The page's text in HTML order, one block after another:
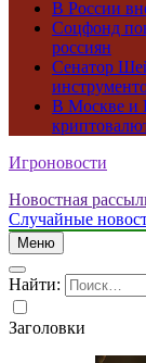
В России
Соцфонд
россиян
Сенатор
В Москве и
Игроновости
Новостная
Случайные
Меню
Найти:
Заголовки